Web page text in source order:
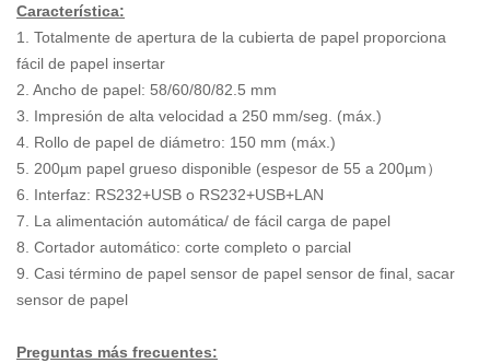
Característica:
1. Totalmente de apertura de la cubierta de papel proporciona
fácil de papel insertar
2. Ancho de papel: 58/60/80/82.5 mm
3. Impresión de alta velocidad a 250 mm/seg. (máx.)
4. Rollo de papel de diámetro: 150 mm (máx.)
5. 200µm papel grueso disponible (espesor de 55 a 200µm）
6. Interfaz: RS232+USB o RS232+USB+LAN
7. La alimentación automática/ de fácil carga de papel
8. Cortador automático: corte completo o parcial
9. Casi término de papel sensor de papel sensor de final, sacar
sensor de papel
Preguntas más frecuentes: